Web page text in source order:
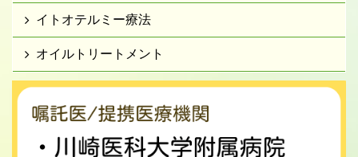
イトオテルミー療法
オイルトリートメント